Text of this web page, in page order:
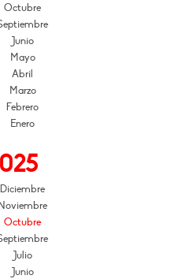
Octubre
Junio
Mayo
Abril
Marzo
Febrero
Enero
Diciembre
Noviembre
Octubre
Julio
Junio